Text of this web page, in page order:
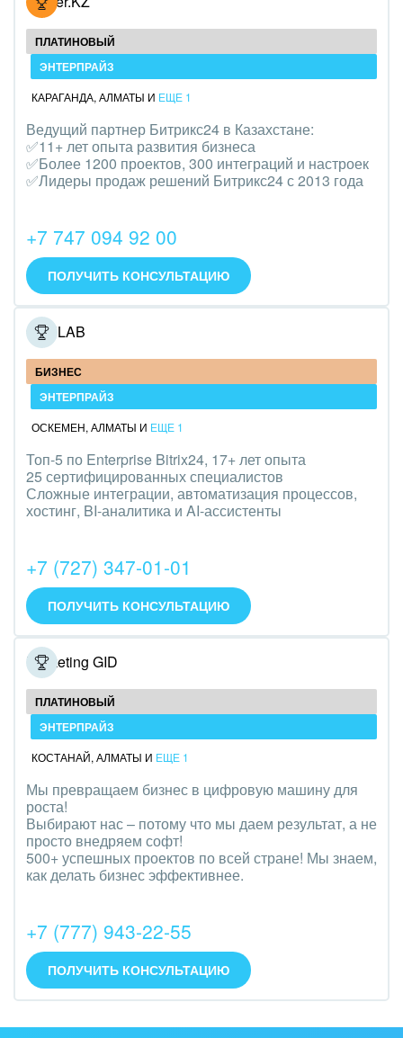
Горнодобывающая отрасль
Досуг, туризм и отдых
комплексов
Инвестиционный бизнес
IT, Интернет
Консалтинговые и управленческие услуги
Культурные события, спорт, шоу-бизнес
Логистика
Мебель, лес, деревообработка
Медицина и фармацевтика
Металлургия
Нефть, газ
Оборудование, техника
Полиграфия
Ритуальные услуги
Рынки и торговля
Финансы, бухгалтерия, банки
Химия и нефтехимия
Ювелирное дело
Юриспруденция
ПЛАТИНОВЫЙ
ЭНТЕРПРАЙЗ
КАРАГАНДА, АЛМАТЫ И ЕЩЕ 1
Ведущий партнер Битрикс24 в Казахстане:
✅11+ лет опыта развития бизнеса
✅Более 1200 проектов, 300 интеграций и настроек
✅Лидеры продаж решений Битрикс24 с 2013 года
+7 747 094 92 00
ПОЛУЧИТЬ КОНСУЛЬТАЦИЮ
ONELAB
БИЗНЕС
ЭНТЕРПРАЙЗ
ОСКЕМЕН, АЛМАТЫ И ЕЩЕ 1
Топ-5 по Enterprise Bitrix24, 17+ лет опыта
25 сертифицированных специалистов
Сложные интеграции, автоматизация процессов,
хостинг, BI-аналитика и AI-ассистенты
+7 (727) 347-01-01
ПОЛУЧИТЬ КОНСУЛЬТАЦИЮ
Marketing GID
ПЛАТИНОВЫЙ
ЭНТЕРПРАЙЗ
КОСТАНАЙ, АЛМАТЫ И ЕЩЕ 1
Мы превращаем бизнес в цифровую машину для
роста!
Выбирают нас – потому что мы даем результат, а не
просто внедряем софт!
500+ успешных проектов по всей стране! Мы знаем,
как делать бизнес эффективнее.
+7 (777) 943-22-55
ПОЛУЧИТЬ КОНСУЛЬТАЦИЮ